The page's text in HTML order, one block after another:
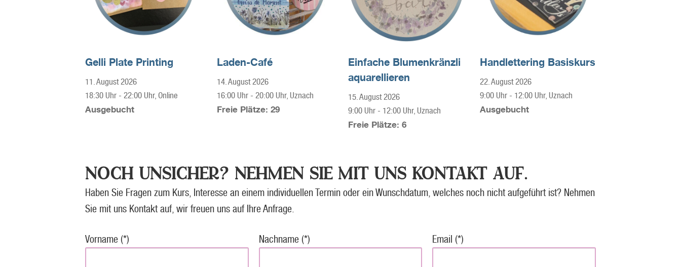
Gelli Plate Printing
11. August 2026
18:30 Uhr - 22:00 Uhr, Online
Ausgebucht
Laden-Café
14. August 2026
16:00 Uhr- 20:00 Uhr, Uznach
Freie Plätze: 29
Einfache Blumenkränzli
aquarellieren
15. August 2026
9:00 Uhr - 12:00 Uhr, Uznach
Freie Plätze: 6
Handlettering Basiskurs
22. August 2026
9:00 Uhr- 12:00 Uhr, Uznach
Ausgebucht
NOCH UNSICHER? NEHMEN SIE MIT UNS KONTAKT AUF.
Haben Sie Fragen zum Kurs, Interesse an einem individuellen Termin oder ein Wunschdatum, welches noch nicht aufgeführt ist? Nehmen
Sie mit uns Kontakt auf, wir freuen uns auf Ihre Anfrage.
Vorname (*) Nachname (*) Email (*)